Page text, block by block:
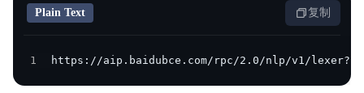
Plain Text 复制
1 https://aip.baidubce.com/rpc/2.0/nlp/v1/